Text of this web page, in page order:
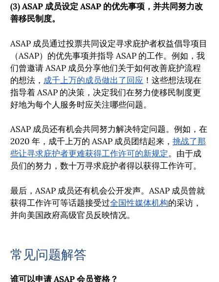
(3) ASAP 成员设定 ASAP 的优先事项，并共同努力改
善移民制度。
ASAP 成员通过投票共同设定寻求庇护者权益倡导项目
（ASAP）的优先事项并指导 ASAP 的工作。例如，我
们曾邀请 ASAP 成员分享他们关于如何改善庇护流程
的想法， 成千上万的成员做出了回应 ！这些想法现在
指导着 ASAP 的决策，决定我们在努力使移民制度更
好地为每个人服务时应关注哪些问题。
ASAP 成员还有机会共同努力解决特定问题。例如，在
2020 年，成千上万的 ASAP 成员团结起来，挑战了那
些让寻求庇护者更难获得工作许可的新规定。由于成
员们的努力，数十万寻求庇护者得以获得工作许可。
最后，ASAP 成员还有机会公开发声。ASAP 成员曾就
获得工作许可等话题接受过全国性媒体机构的采访，
并向美国政府高级官员反映情况。
常见问题解答
谁可以申请 ASAP 会员资格？